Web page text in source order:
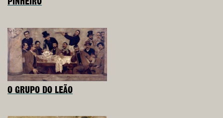
PINHEIRO
O GRUPO DO LEÃO